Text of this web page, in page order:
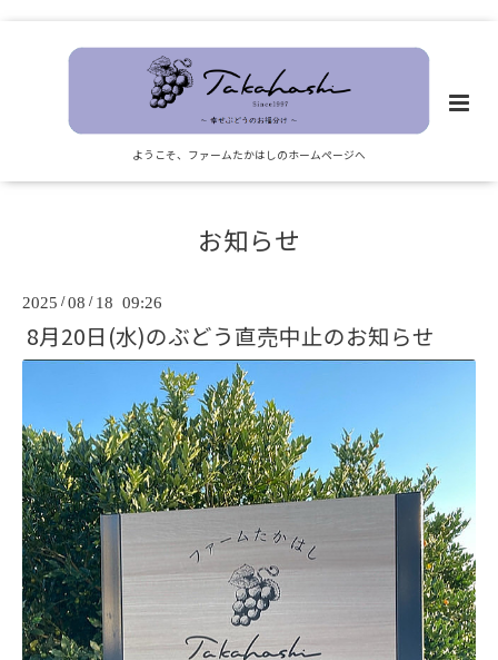
ようこそ、ファームたかはしのホームページへ
お知らせ
2025 /08 / 18 09:26
8月20日(水)のぶどう直売中止のお知らせ